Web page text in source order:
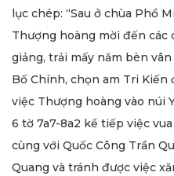
lục chép: “Sau ở chùa Phổ
Thượng hoàng mời đến các
giảng, trải mấy năm bèn
Bố Chính, chọn am Tri Kiến
việc Thượng hoàng vào núi
6 tờ 7a7-8a2 kể tiếp việc
cùng với Quốc Công Trần
Quang và tránh được việc